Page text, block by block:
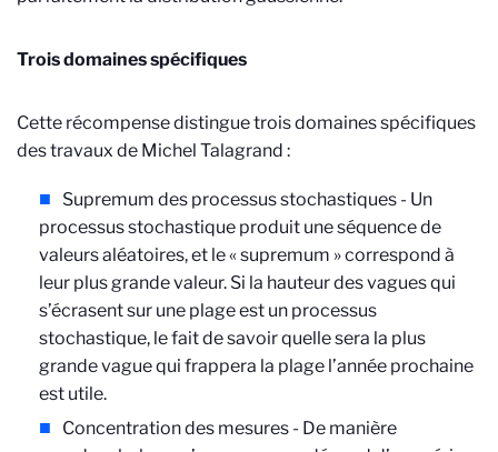
Trois domaines spécifiques
Cette récompense distingue trois domaines spécifiques
des travaux de Michel Talagrand :
Supremum des processus stochastiques - Un
processus stochastique produit une séquence de
valeurs aléatoires, et le « supremum » correspond à
leur plus grande valeur. Si la hauteur des vagues qui
s’écrasent sur une plage est un processus
stochastique, le fait de savoir quelle sera la plus
grande vague qui frappera la plage l’année prochaine
est utile.
Concentration des mesures - De manière